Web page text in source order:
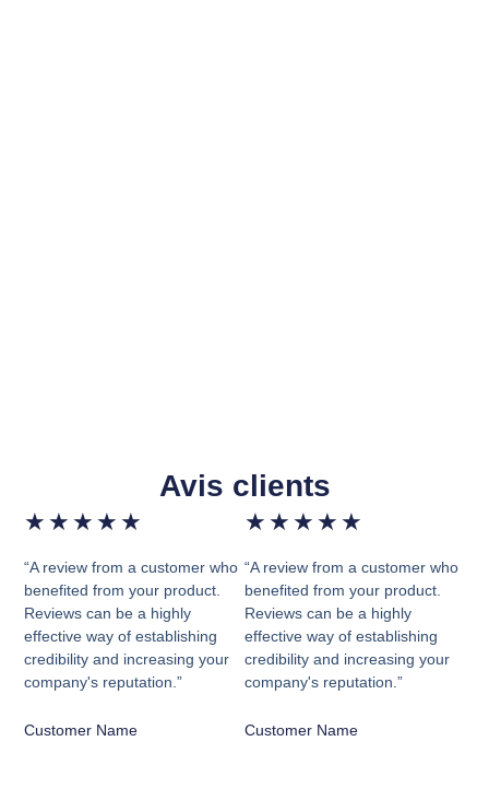
Avis clients
★ ★ ★ ★ ★
“A review from a customer who
benefited from your product.
Reviews can be a highly
effective way of establishing
credibility and increasing your
company's reputation.”
Customer Name
★ ★ ★ ★ ★
“A review from a customer who
benefited from your product.
Reviews can be a highly
effective way of establishing
credibility and increasing your
company's reputation.”
Customer Name